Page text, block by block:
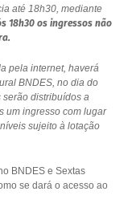
até 18h30, mediante
18h30 os ingressos não
pela internet, haverá
BNDES, no dia do
distribuídos a
um ingresso com lugar
sujeito à lotação
BNDES e Sextas
se dará o acesso ao